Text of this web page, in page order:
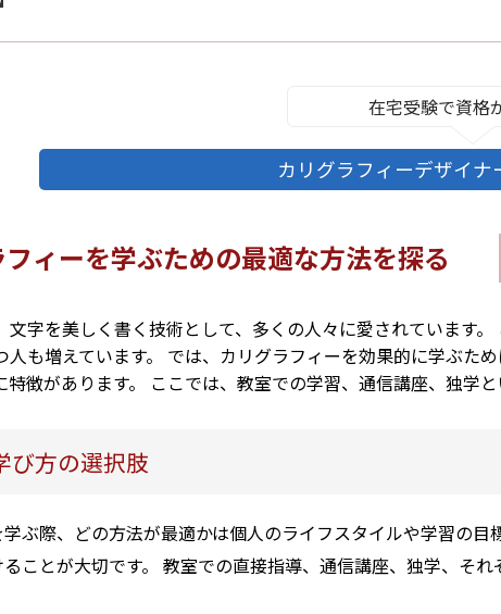
在宅受験で資格
カリグラフィーデザイナ
ィーを学ぶための最適な方法を探る
文字を美しく書く技術として、多くの人々に愛されています
人も増えています。 では、カリグラフィーを効果的に学ぶ
徴があります。 ここでは、教室での学習、通信講座、独学
び方の選択肢
ぶ際、どの方法が最適かは個人のライフスタイルや学習の
ことが大切です。 教室での直接指導、通信講座、独学、そ